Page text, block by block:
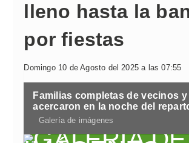
lleno hasta la
por fiestas
Domingo 10 de Agosto del 2025 a las 07:55
Familias completas de vecinos
acercaron en la noche del
Galería de imágenes